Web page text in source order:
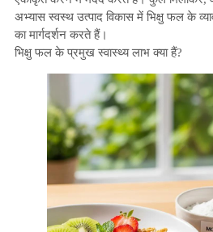
अभ्यास स्वस्थ उत्पाद विकास में भिक्षु फल के
का मार्गदर्शन करते हैं।
भिक्षु फल के प्रमुख स्वास्थ्य लाभ क्या हैं?